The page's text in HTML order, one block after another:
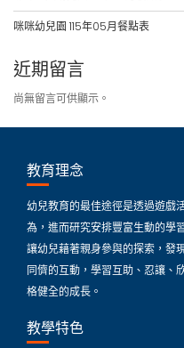
咪咪幼兒園 115年05月餐點表
近期留言
尚無留言可供顯示。
教育理念
幼兒教育的最佳途徑是透過遊戲
為，進而研究安排豐富生動的學
讓幼兒藉著親身參與的探索，發
同儕的互動，學習互助、忍讓、
格健全的成長。
教學特色